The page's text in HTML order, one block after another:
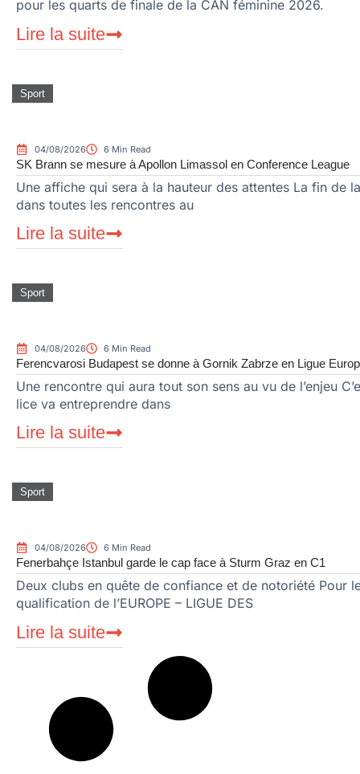
pour les quarts de finale de la CAN féminine 2026.
Lire la suite
Sport
04/08/2026 6 Min Read
SK Brann se mesure à Apollon Limassol en Conference League
Une affiche qui sera à la hauteur des attentes La fin de
dans toutes les rencontres au
Lire la suite
Sport
04/08/2026 6 Min Read
Ferencvarosi Budapest se donne à Gornik Zabrze en Ligue
Une rencontre qui aura tout son sens au vu de l’enjeu
lice va entreprendre dans
Lire la suite
Sport
04/08/2026 6 Min Read
Fenerbahçe Istanbul garde le cap face à Sturm Graz en C1
Deux clubs en quête de confiance et de notoriété Pour
qualification de l’EUROPE – LIGUE DES
Lire la suite